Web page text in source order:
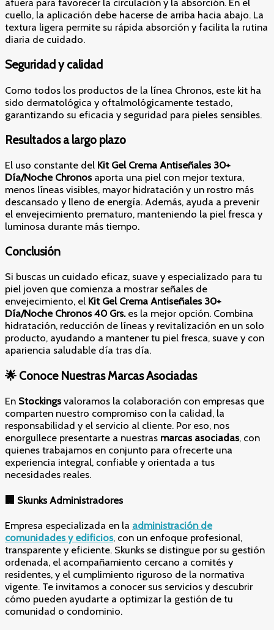
afuera para favorecer la circulación y la absorción. En el
cuello, la aplicación debe hacerse de arriba hacia abajo. La
textura ligera permite su rápida absorción y facilita la rutina
diaria de cuidado.
Seguridad y calidad
Como todos los productos de la línea Chronos, este kit ha
sido dermatológica y oftalmológicamente testado,
garantizando su eficacia y seguridad para pieles sensibles.
Resultados a largo plazo
El uso constante del Kit Gel Crema Antiseñales 30+
Día/Noche Chronosaporta una piel con mejor textura,
menos líneas visibles, mayor hidratación y un rostro más
descansado y lleno de energía. Además, ayuda a prevenir
el envejecimiento prematuro, manteniendo la piel fresca y
luminosa durante más tiempo.
Conclusión
Si buscas un cuidado eficaz, suave y especializado para tu
piel joven que comienza a mostrar señales de
envejecimiento, el Kit Gel Crema Antiseñales 30+
Día/Noche Chronos 40 Grs.es la mejor opción. Combina
hidratación, reducción de líneas y revitalización en un solo
producto, ayudando a mantener tu piel fresca, suave y con
apariencia saludable día tras día.
🌟 Conoce Nuestras Marcas Asociadas
En Stockingsvaloramos la colaboración con empresas que
comparten nuestro compromiso con la calidad, la
responsabilidad y el servicio al cliente. Por eso, nos
enorgullece presentarte a nuestras marcas asociadas, con
quienes trabajamos en conjunto para ofrecerte una
experiencia integral, confiable y orientada a tus
necesidades reales.
Skunks Administradores
Empresa especializada en la administración de
comunidades y edificios, con un enfoque profesional,
transparente y eficiente. Skunks se distingue por su gestión
ordenada, el acompañamiento cercano a comités y
residentes, y el cumplimiento riguroso de la normativa
vigente. Te invitamos a conocer sus servicios y descubrir
cómo pueden ayudarte a optimizar la gestión de tu
comunidad o condominio.